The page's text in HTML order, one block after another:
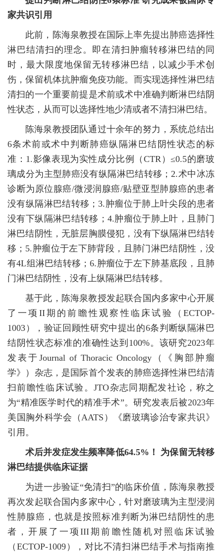
家共识引用
此前，陈海泉教授在国际上率先提出肺癌选择性
淋巴结清扫的理念。即在清扫肿瘤转移淋巴结的同
时，最大限度地保留无转移淋巴结，以减少手术创
伤，保留机体抗肿瘤免疫功能。而实现选择性淋巴结
清扫的一个重要前提是术前或术中准确判断淋巴结阴
性状态，从而可以选择性地少清或者不清扫淋巴结。
陈海泉教授团队通过十余年的努力，系统总结出
6条术前或术中判断肺癌纵隔淋巴结阴性状态的标
准：1.影像表现为实性成分比例（CTR）≤0.5的磨玻
璃成分为主型肺癌没有纵隔淋巴结转移；2.术中冰冻
诊断为原位腺癌/微浸润腺癌/贴壁亚型肺腺癌的患者
没有纵隔淋巴结转移；3.肿瘤位于肺上叶尖段的患者
没有下纵隔淋巴结转移；4.肿瘤位于肺上叶，且肺门
淋巴结阴性，无脏层胸膜侵犯，没有下纵隔淋巴结转
移；5.肿瘤位于左下肺背段，且肺门淋巴结阴性，没
有4L组淋巴结转移；6.肿瘤位于左下肺基底段，且肺
门淋巴结阴性，没有上纵隔淋巴结转移。
基于此，陈海泉教授发起联合国内多家中心开展
了一项II期的前瞻性观察性临床试验（ECTOP-
1003），验证回顾性研究中提出的6条判断纵隔淋巴
结阴性状态标准的准确性达到100%。该研究2023年
发表于Journal of Thoracic Oncology（《胸部肿瘤
学》）杂志，是国际首个发表的肺癌选择性淋巴结清
扫前瞻性临床试验。JTO杂志同期配发社论，称之
为“精准医学时代的精准手术”。研究发表后被2023年
美国胸外科学会（AATS）《磨玻璃诊治专家共识》
引用。
术后并发症发生频率降低64.5%！ 为保留无转移
淋巴结提供临床证据
为进一步验证“免清扫”的临床价值，陈海泉教授
再次发起联合国内多家中心，针对磨玻璃为主型浸润
性肺腺癌，也就是按照标准判断为淋巴结阴性的患
者，开展了一项III期前瞻性随机对照临床试验
（ECTOP-1009），对比不清扫淋巴结手术与指南推